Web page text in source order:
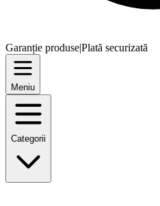
Garanție produse|Plată securizată
Meniu
Categorii